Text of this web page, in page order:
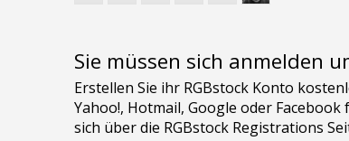
Sie müssen sich anmelden